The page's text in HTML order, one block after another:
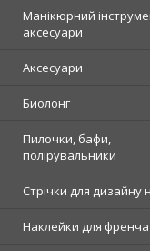
Манікюрний
аксесуари
Аксесуари
Биолонг
Пилочки, бафи,
полірувальники
Стрічки для дизайну
Наклейки для френча